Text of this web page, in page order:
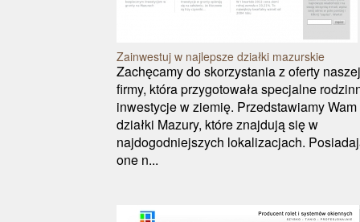
Zainwestuj w najlepsze działki mazurskie
Zachęcamy do skorzystania z oferty naszej
firmy, która przygotowała specjalne
inwestycje w ziemię. Przedstawiamy Wam
działki Mazury, które znajdują się w
najdogodniejszych lokalizacjach.
one n...